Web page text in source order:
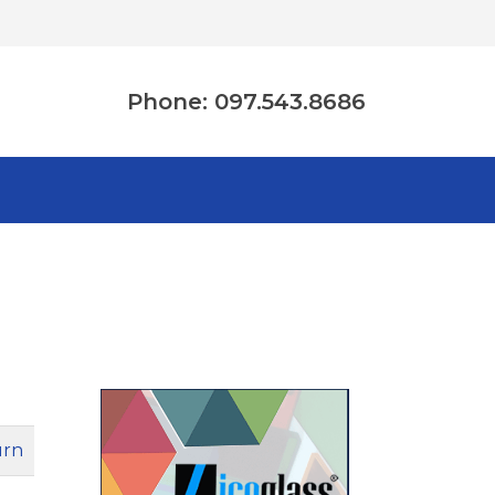
Phone: 097.543.8686